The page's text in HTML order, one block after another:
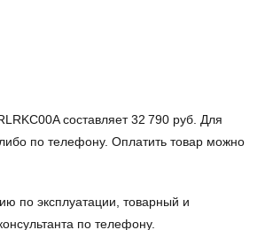
составляет 32 790 руб. Для
по телефону. Оплатить товар можно
по эксплуатации, товарный и
по телефону.